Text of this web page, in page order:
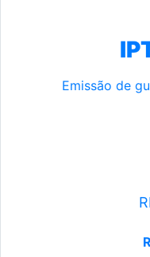
Emissão de